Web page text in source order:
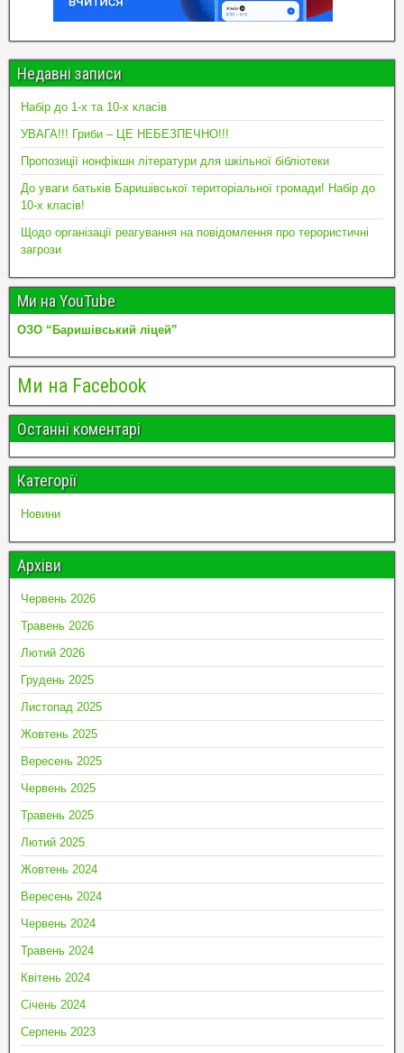
Недавні записи
Набір до 1-х та 10-х класів
УВАГА!!! Гриби – ЦЕ НЕБЕЗПЕЧНО!!!
Пропозиції нонфікшн літератури для шкільної бібліотеки
До уваги батьків Баришівської територіальної громади! Набір до
10-х класів!
Щодо організації реагування на повідомлення про терористичні
загрози
Ми на YouTube
ОЗО “Баришівський ліцей”
Ми на Facebook
Останні коментарі
Категорії
Новини
Архіви
Червень 2026
Травень 2026
Лютий 2026
Грудень 2025
Листопад 2025
Жовтень 2025
Вересень 2025
Червень 2025
Травень 2025
Лютий 2025
Жовтень 2024
Вересень 2024
Червень 2024
Травень 2024
Квітень 2024
Січень 2024
Серпень 2023